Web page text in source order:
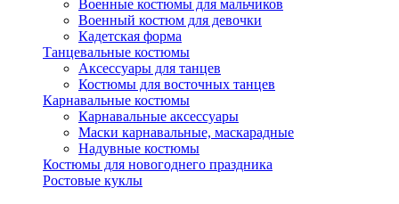
Военные костюмы для мальчиков
Военный костюм для девочки
Кадетская форма
Танцевальные костюмы
Аксессуары для танцев
Костюмы для восточных танцев
Карнавальные костюмы
Карнавальные аксессуары
Маски карнавальные, маскарадные
Надувные костюмы
Костюмы для новогоднего праздника
Ростовые куклы